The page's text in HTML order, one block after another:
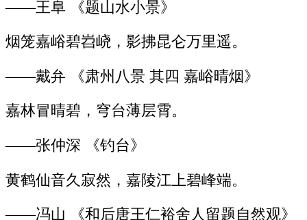
——王阜 《题山水小景》
烟笼嘉峪碧岧峣，影拂昆仑万里遥。
——戴弁 《肃州八景 其四 嘉峪晴烟》
嘉林冒晴碧，穹台薄层霄。
——张仲深 《钓台》
黄鹤仙音久寂然，嘉陵江上碧峰端。
——冯山 《和后唐王仁裕舍人留题自然观》